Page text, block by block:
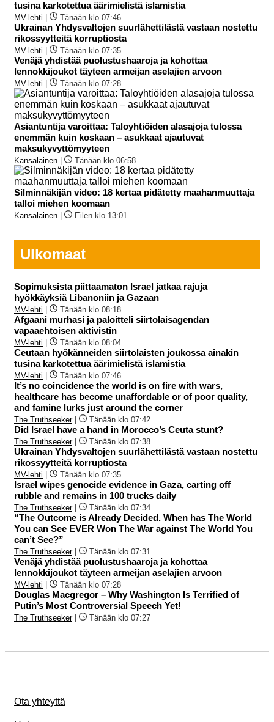
tusina karkotettua äärimielistä islamistia
MV-lehti | Tänään klo 07:46
Ukrainan Yhdysvaltojen suurlähettilästä vastaan nostettu
rikossyytteitä korruptiosta
MV-lehti | Tänään klo 07:35
Venäjä yhdistää puolustushaaroja ja kohottaa
lennokkijoukot täyteen armeijan aselajien arvoon
MV-lehti | Tänään klo 07:28
Asiantuntija varoittaa: Taloyhtiöiden alasajoja tulossa
enemmän kuin koskaan – asukkaat ajautuvat
maksukyvyttömyyteen
Kansalainen | Tänään klo 06:58
Silminnäkijän video: 18 kertaa pidätetty maahanmuuttaja
talloi miehen koomaan
Kansalainen | Eilen klo 13:01
Ulkomaat
Sopimuksista piittaamaton Israel jatkaa rajuja
hyökkäyksiä Libanoniin ja Gazaan
MV-lehti | Tänään klo 08:18
Afgaani murhasi ja paloitteli siirtolaisagendan
vapaaehtoisen aktivistin
MV-lehti | Tänään klo 08:04
Ceutaan hyökänneiden siirtolaisten joukossa ainakin
tusina karkotettua äärimielistä islamistia
MV-lehti | Tänään klo 07:46
It’s no coincidence the world is on fire with wars,
healthcare has become unaffordable or of poor quality,
and famine lurks just around the corner
The Truthseeker| Tänään klo 07:42
Did Israel have a hand in Morocco’s Ceuta stunt?
The Truthseeker| Tänään klo 07:38
Ukrainan Yhdysvaltojen suurlähettilästä vastaan nostettu
rikossyytteitä korruptiosta
MV-lehti | Tänään klo 07:35
Israel wipes genocide evidence in Gaza, carting off
rubble and remains in 100 trucks daily
The Truthseeker| Tänään klo 07:34
“The Outcome is Already Decided. When has The World
You can See EVER Won The War against The World You
can’t See?”
The Truthseeker| Tänään klo 07:31
Venäjä yhdistää puolustushaaroja ja kohottaa
lennokkijoukot täyteen armeijan aselajien arvoon
MV-lehti | Tänään klo 07:28
Douglas Macgregor – Why Washington Is Terrified of
Putin’s Most Controversial Speech Yet!
The Truthseeker| Tänään klo 07:27
Ota yhteyttä